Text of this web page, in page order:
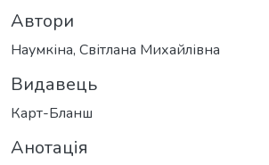
Автори
Наумкіна, Світлана Михайлівна
Видавець
Карт-Бланш
Анотація